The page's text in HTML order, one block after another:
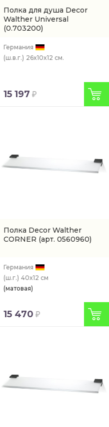
Полка для душа Decor
Walther Universal
(0.703200)
Германия
(ш.в.г.) 26x10x12 см.
15 197
Полка Decor Walther
CORNER (арт. 0560960)
Германия
(ш.г.) 40x12 см
(матовая)
15 470